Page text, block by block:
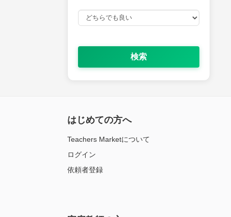
検索
はじめての方へ
Teachers Marketについて
ログイン
依頼者登録